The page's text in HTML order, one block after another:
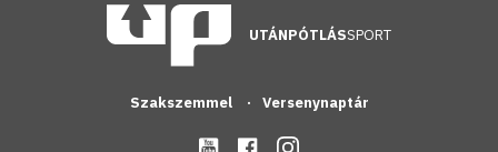
UTÁNPÓTLÁSSPORT
Szakszemmel Versenynaptár